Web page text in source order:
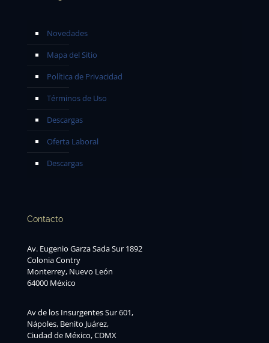
Novedades
Mapa del Sitio
Política de Privacidad
Términos de Uso
Descargas
Oferta Laboral
Descargas
Contacto
Av. Eugenio Garza Sada Sur 1892
Colonia Contry
Monterrey, Nuevo León
64000 México
Av de los Insurgentes Sur 601,
Nápoles, Benito Juárez,
Ciudad de México, CDMX